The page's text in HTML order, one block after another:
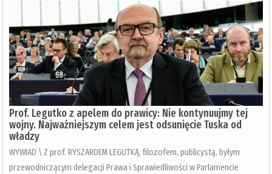
Prof. Legutko z apelem do prawicy: Nie kontynuujmy tej
wojny. Najważniejszym celem jest odsunięcie Tuska od
władzy
WYWIAD \ Z prof. RYSZARDEM LEGUTKĄ, filozofem, publicystą, byłym
przewodniczącym delegacji Prawa i Sprawiedliwości w Parlamencie